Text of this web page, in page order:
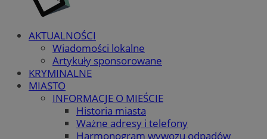
AKTUALNOŚCI
Wiadomości lokalne
Artykuły sponsorowane
KRYMINALNE
MIASTO
INFORMACJE O MIEŚCIE
Historia miasta
Ważne adresy i telefony
Harmonogram wywozu odpadów